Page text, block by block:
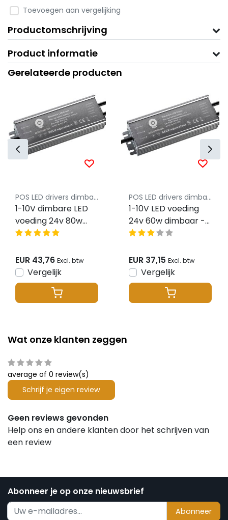
Toevoegen aan vergelijking
Productomschrijving
Product informatie
Gerelateerde producten
POS LED drivers dimbaar
1-10V dimbare LED
voeding 24v 80w
dimbaar - IP67
EUR 43,76 Excl. btw
Vergelijk
POS LED drivers dimbaar
1-10V LED voeding
24v 60w dimbaar -
IP67
EUR 37,15 Excl. btw
Vergelijk
Wat onze klanten zeggen
average of 0 review(s)
Schrijf je eigen review
Geen reviews gevonden
Help ons en andere klanten door het schrijven van
een review
Abonneer je op onze nieuwsbrief
Abonneer